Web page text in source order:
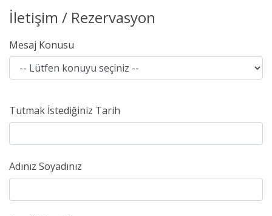
İletişim / Rezervasyon
Mesaj Konusu
Tutmak İstediğiniz Tarih
Adınız Soyadınız